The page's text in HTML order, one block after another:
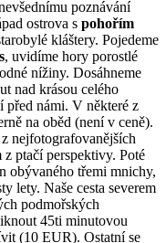
poznávání
ostrova s pohořím
kláštery. Pojedeme
, uvidíme hory porostlé
nížiny. Dosáhneme
nad krásou celého
před námi. V některé z
na oběd (není v ceně).
nejfotografovanějších
ptačí perspektivy. Poté
obývaného třemi mnichy,
lety. Naše cesta severem
podmořských
45ti minutovou
(10 EUR). Ostatní se